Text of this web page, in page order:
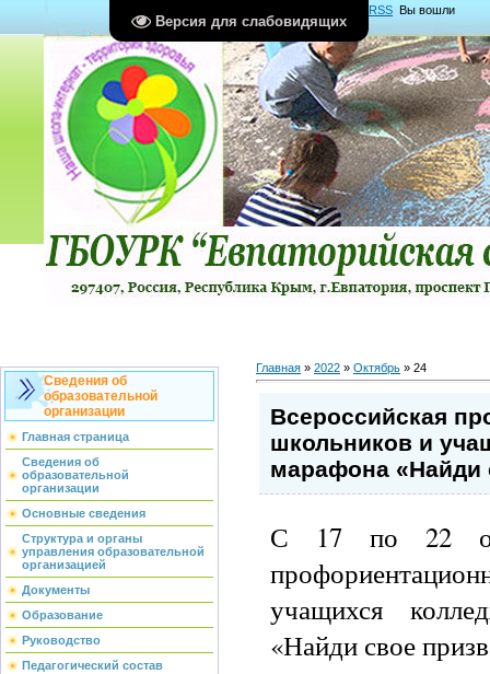
Версия для слабовидящих
RSS Вы вошли
какГость Группа "Гости"
Сведения об
образовательной
организации
Главная страница
Сведения об
образовательной
организации
Основные сведения
Структура и органы
управления образовательной
организацией
Документы
Образование
Руководство
Педагогический состав
Главная » 2022 » Октябрь » 24
Всероссийская
школьников и
марафона «Найди
С 17 по 22
учащихся
«Найди свое